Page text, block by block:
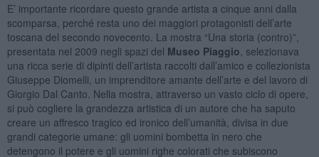
E’ importante ricordare questo grande artista a cinque anni dalla
scomparsa, perché resta uno dei maggiori protagonisti dell’arte
toscana del secondo novecento. La mostra “Una storia (contro)”,
presentata nel 2009 negli spazi del Museo Piaggio , selezionava
una ricca serie di dipinti dell’artista raccolti dall’amico e collezionista
Giuseppe Diomelli, un imprenditore amante dell’arte e del lavoro di
Giorgio Dal Canto. Nella mostra, attraverso un vasto ciclo di opere,
si può cogliere la grandezza artistica di un autore che ha saputo
creare un affresco tragico ed ironico dell’umanità, divisa in due
grandi categorie umane: gli uomini bombetta in nero che
detengono il potere e gli uomini righe colorati che subiscono